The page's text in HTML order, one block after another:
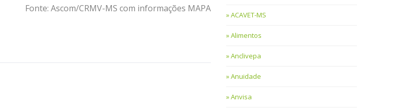
Fonte: Ascom/CRMV-MS com informações MAPA
ACAVET-MS
Alimentos
Anclivepa
Anuidade
Anvisa